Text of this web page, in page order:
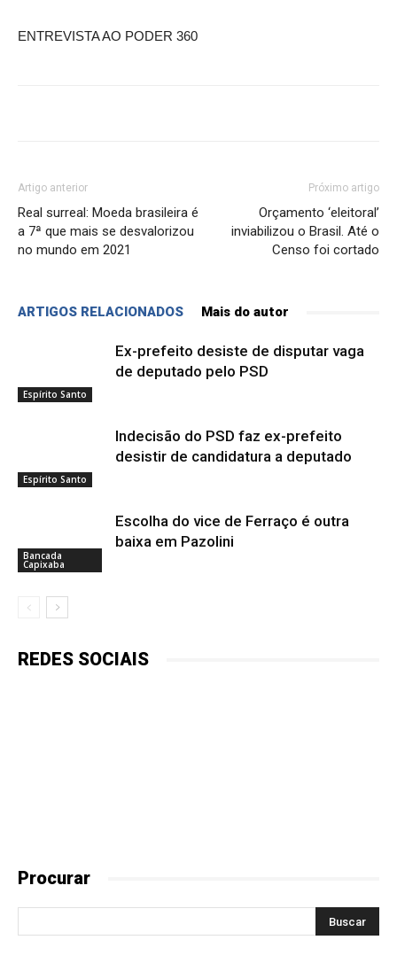
ENTREVISTA AO PODER 360
Artigo anterior
Real surreal: Moeda brasileira é
a 7ª que mais se desvalorizou
no mundo em 2021
Próximo artigo
Orçamento ‘eleitoral’
inviabilizou o Brasil. Até o
Censo foi cortado
ARTIGOS RELACIONADOS Mais do autor
Espírito Santo
Ex-prefeito desiste de disputar vaga
de deputado pelo PSD
Espírito Santo
Indecisão do PSD faz ex-prefeito
desistir de candidatura a deputado
Bancada
Capixaba
Escolha do vice de Ferraço é outra
baixa em Pazolini
REDES SOCIAIS
Procurar